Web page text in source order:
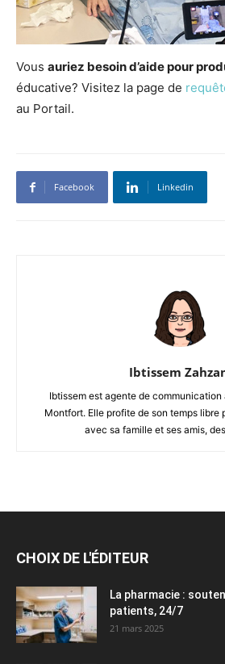
Vous auriez besoin d’aide pour
éducative? Visitez la page de
au Portail.
Facebook Linkedin
Ibtissem
Ibtissem est agente de communication
Montfort. Elle profite de son temps libre
avec sa famille et ses amis,
CHOIX DE L'ÉDITEUR
La pharmacie :
patients, 24/7
21 mars 2025